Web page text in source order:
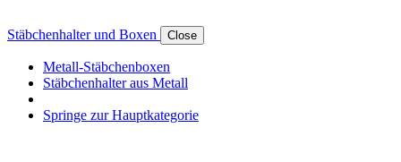
Stäbchenhalter und Boxen Close
Metall-Stäbchenboxen
Stäbchenhalter aus Metall
Springe zur Hauptkategorie